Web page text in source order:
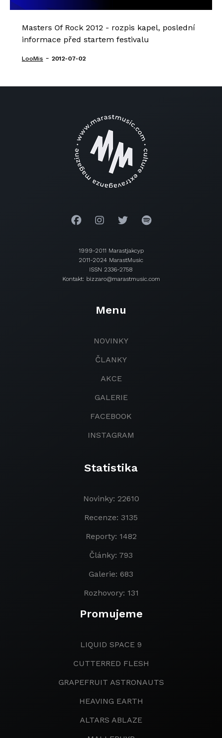
Masters Of Rock 2012 - rozpis kapel, poslední
informace před startem festivalu
LooMis - 2012-07-02
1999-2011 Marastjakcyp
2011-2024 MarastMusic
ISSN 2336-2758
Kontakt: bizzaro@marastmusic.com
Menu
NOVINKY
ČLANKY
AKCE
GALERIE
FACEBOOK
INSTAGRAM
Statistika
Novinky: 22610
Recenze: 3135
Reporty: 1482
Články: 793
Galerie: 683
Rozhovory: 131
Promujeme
LIQUID SPACE 9
CUTTERRED FLESH
GRAPEFRUIT ASTRONAUTS
HEAVING EARTH
ALTARS ABLAZE